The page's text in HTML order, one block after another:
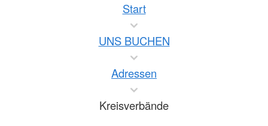
Start
UNS BUCHEN
Adressen
Kreisverbände